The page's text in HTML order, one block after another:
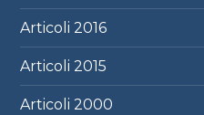
Articoli2016
Articoli2015
Articoli2000